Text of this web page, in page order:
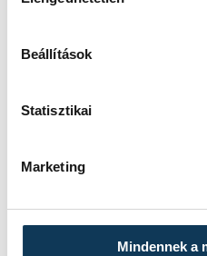
Beállítások
Statisztikai
Marketing
Mindennek a
restaurálásra
időben gondoskodni